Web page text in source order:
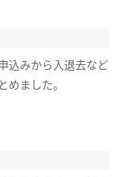
込みから入退去など
めました。